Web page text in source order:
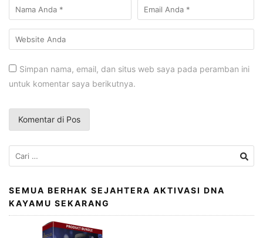
Simpan nama, email, dan situs web saya pada peramban ini
untuk komentar saya berikutnya.
Cari
untuk:
SEMUA BERHAK SEJAHTERA AKTIVASI DNA
KAYAMU SEKARANG